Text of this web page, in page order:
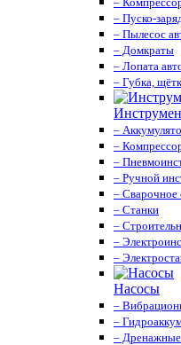
– Пуско-
– Пылесос
– Домкраты
– Лопата
– Губка,
–
–
–
– Ручной
– Сварочное
– Станки
–
–
–
Насосы
–
–
–